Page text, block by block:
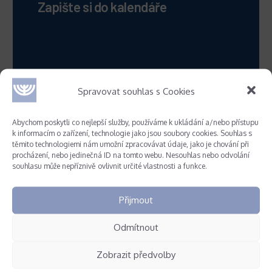
Spravovat souhlas s Cookies
Abychom poskytli co nejlepší služby, používáme k ukládání a/nebo přístupu
k informacím o zařízení, technologie jako jsou soubory cookies. Souhlas s
těmito technologiemi nám umožní zpracovávat údaje, jako je chování při
procházení, nebo jedinečná ID na tomto webu. Nesouhlas nebo odvolání
souhlasu může nepříznivě ovlivnit určité vlastnosti a funkce.
Přijmout
Odmítnout
Zobrazit předvolby
Zapište si do kalendáře
Rozesíláme pozvánky na akce pořádané NFOH a